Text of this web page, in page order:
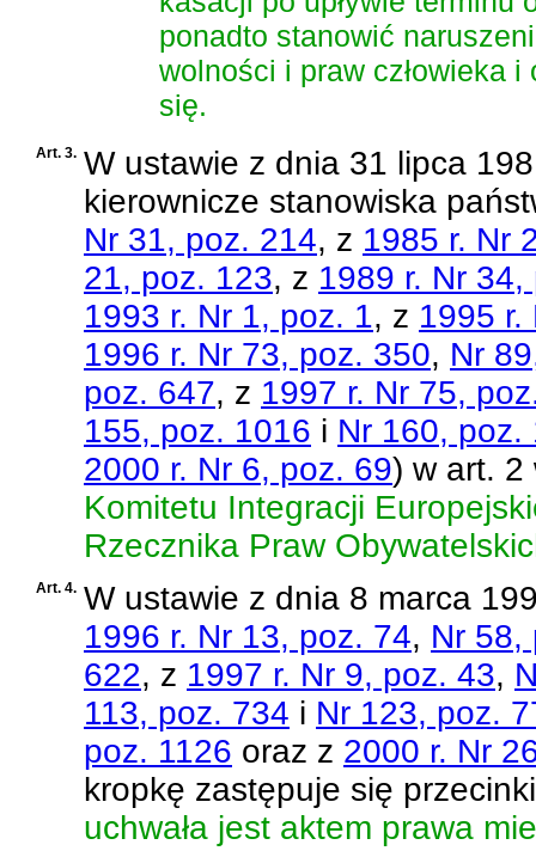
ponadto stanowić
wolności i praw człowieka
się.
Art. 3. W ustawie z dnia 31 lipca
kierownicze stanowiska
Nr 31, poz. 214, z 1985 r. Nr
21, poz. 123, z 1989 r. Nr
1993 r. Nr 1, poz. 1, z 1995 r.
1996 r. Nr 73, poz. 350, Nr
poz. 647, z 1997 r. Nr 75,
155, poz. 1016 i Nr 160, poz.
2000 r. Nr 6, poz. 69) w art. 2
Komitetu Integracji
Rzecznika Praw
Art. 4. W ustawie z dnia 8 marca
1996 r. Nr 13, poz. 74, Nr 58,
622, z 1997 r. Nr 9, poz. 43,
113, poz. 734 i Nr 123, poz.
poz. 1126 oraz z 2000 r. Nr
kropkę zastępuje się
uchwała jest aktem prawa